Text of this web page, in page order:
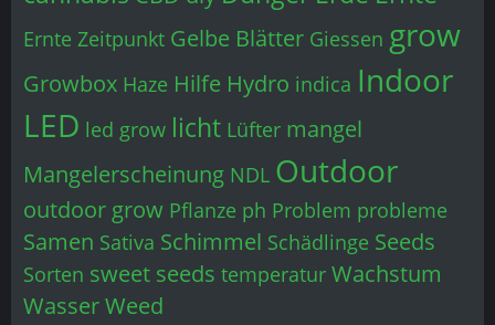
Ernte Zeitpunkt Gelbe Blätter Giessen grow
Growbox Haze Hilfe Hydro indica Indoor
LED led grow licht Lüfter mangel
Mangelerscheinung NDL Outdoor
outdoor grow Pflanze ph Problem probleme
Samen Sativa Schimmel Schädlinge Seeds
Sorten sweet seeds temperatur Wachstum
WasserWeed